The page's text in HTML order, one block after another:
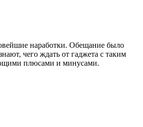
наработки. Обещание было
чего ждать от гаджета с таким
плюсами и минусами.